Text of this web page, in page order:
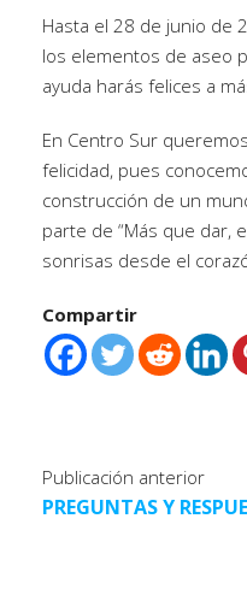
Hasta el 28 de junio de
los elementos de aseo
ayuda harás felices a
En Centro Sur
felicidad, pues
construcción de un
parte de “Más que dar,
sonrisas desde el
Compartir
Publicación anterior
PREGUNTAS Y